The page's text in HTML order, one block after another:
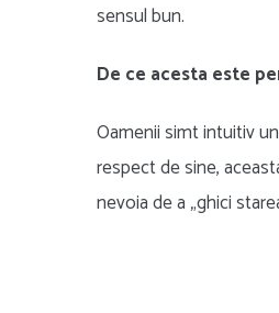
sensul bun.
De ce acesta este
Oamenii simt intuitiv
respect de sine,
nevoia de a „ghici